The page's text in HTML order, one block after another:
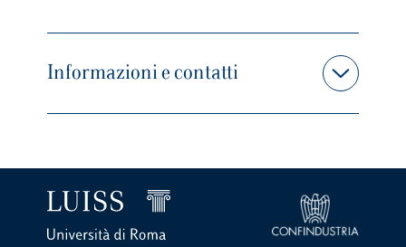
Informazioni e contatti